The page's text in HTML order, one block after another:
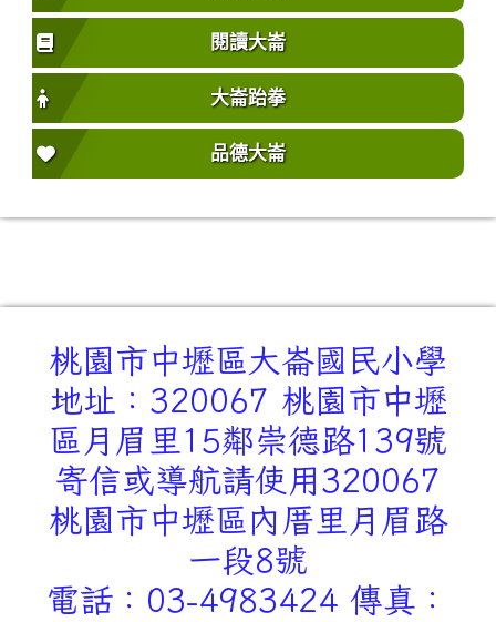
閱讀大崙
大崙跆拳
品德大崙
桃園市中壢區大崙國民小學
地址：320067 桃園市中壢
區月眉里15鄰崇德路139號
寄信或導航請使用320067
桃園市中壢區內厝里月眉路
一段8號
電話：03-4983424 傳真：